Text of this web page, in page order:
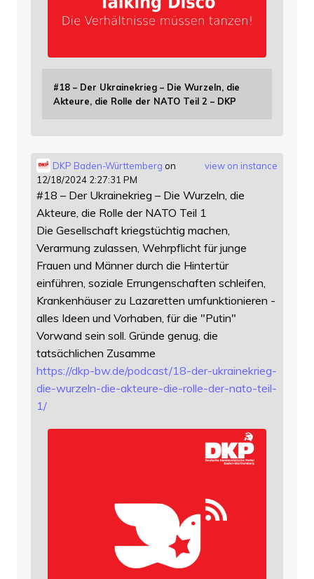
#18 – Der Ukrainekrieg – Die Wurzeln, die
Akteure, die Rolle der NATO Teil 2 – DKP
view on instance
DKP Baden-Württemberg on
12/18/2024 2:27:31 PM
#18 – Der Ukrainekrieg – Die Wurzeln, die
Akteure, die Rolle der NATO Teil 1
Die Gesellschaft kriegstüchtig machen,
Verarmung zulassen, Wehrpflicht für junge
Frauen und Männer durch die Hintertür
einführen, soziale Errungenschaften schleifen,
Krankenhäuser zu Lazaretten umfunktionieren -
alles Ideen und Vorhaben, für die "Putin"
Vorwand sein soll. Gründe genug, die
tatsächlichen Zusamme
https://dkp-bw.de/podcast/18-der-ukrainekrieg-
die-wurzeln-die-akteure-die-rolle-der-nato-teil-
1/